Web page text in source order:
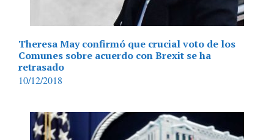
Theresa May confirmó que crucial voto de los
Comunes sobre acuerdo con Brexit se ha
retrasado
10/12/2018